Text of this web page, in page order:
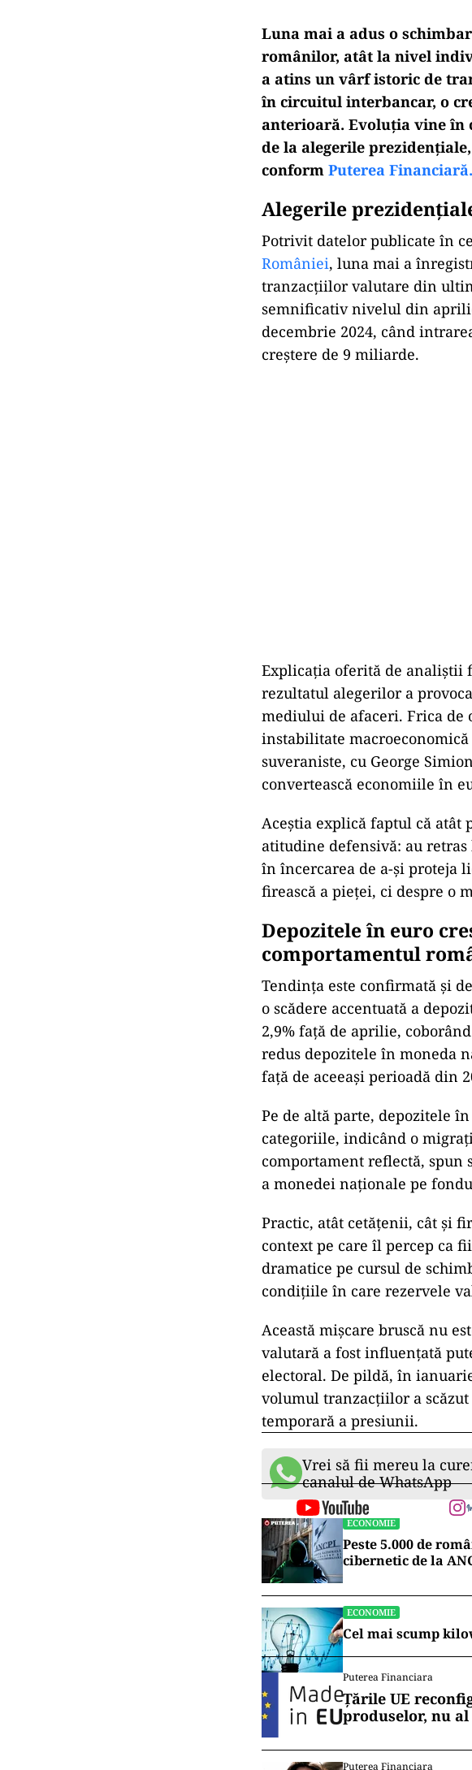
Luna mai a adus o
românilor, atât la nivel
a atins un vârf istoric de
în circuitul interbancar, o
anterioară. Evoluția vine în
de la alegerile
conform Puterea Financiară.
Alegerile
Potrivit datelor publicate în
României, luna mai a
tranzacțiilor valutare din
semnificativ nivelul din
decembrie 2024, când
creștere de 9 miliarde.
Explicația oferită de analiștii
rezultatul alegerilor a
mediului de afaceri. Frica de
instabilitate
suveraniste, cu George
convertească economiile în
Aceștia explică faptul că atât
atitudine defensivă: au
în încercarea de a-și proteja
firească a pieței, ci despre o
Depozitele în euro
comportamentul
Tendința este confirmată și
o scădere accentuată a
2,9% față de aprilie,
redus depozitele în moneda
față de aceeași perioadă din
Pe de altă parte, depozitele
categoriile, indicând o
comportament reflectă,
a monedei naționale pe
Practic, atât cetățenii, cât și
context pe care îl percep ca
dramatice pe cursul de
condițiile în care rezervele
Această mișcare bruscă nu
valutară a fost influențată
electoral. De pildă, în
volumul tranzacțiilor a
temporară a presiunii.
Vrei să fii mereu la
canalul de WhatsApp
ECONOMIE
Peste 5.000 de
cibernetic de la
ECONOMIE
Cel mai scump
Puterea Financiara
Țările UE
produselor, nu
Puterea Financiara